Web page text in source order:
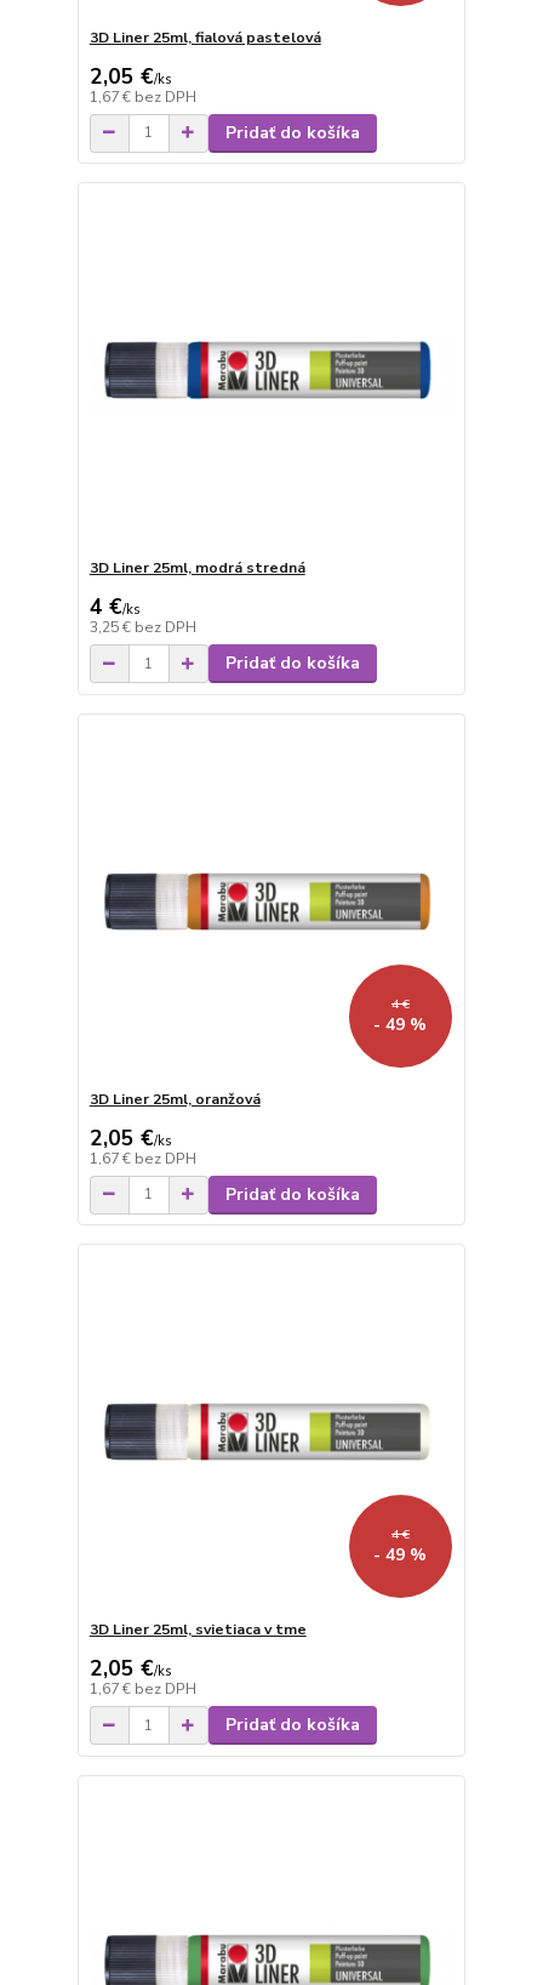
3D Liner 25ml, fialová pastelová
2,05 €/ks
1,67 € bez DPH
Pridať do košíka
3D Liner 25ml, modrá stredná
4 €/ks
3,25 € bez DPH
Pridať do košíka
4 €
- 49 %
3D Liner 25ml, oranžová
2,05 €/ks
1,67 € bez DPH
Pridať do košíka
4 €
- 49 %
3D Liner 25ml, svietiaca v tme
2,05 €/ks
1,67 € bez DPH
Pridať do košíka